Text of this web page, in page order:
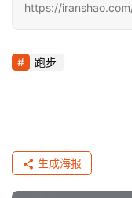
https://
跑步
生成海报